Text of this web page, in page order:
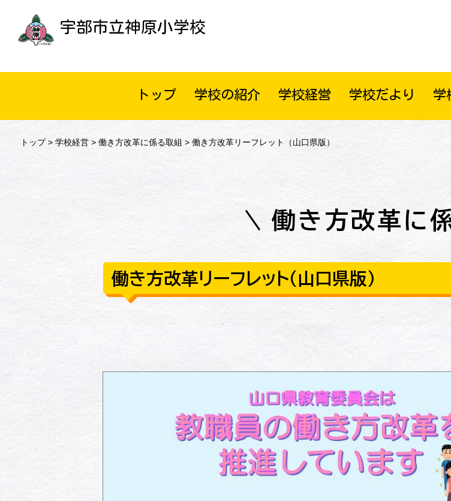
宇部市立神原小学校
トップ 学校の紹介 学校経営 学校だより 学
トップ> 学校経営> 働き方改革に係る取組 > 働き方改革リーフレット（山口県版）
働き方改革に
働き方改革リーフレット（山口県版）